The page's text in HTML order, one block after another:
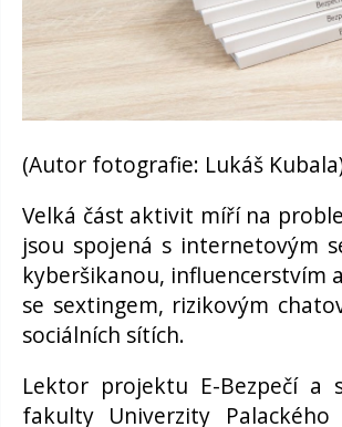
(Autor fotografie: Lukáš
Velká část aktivit míří na
jsou spojená s internetovým
kyberšikanou, influencerstvím
se sextingem, rizikovým
sociálních sítích.
Lektor projektu E-Bezpečí a
fakulty Univerzity